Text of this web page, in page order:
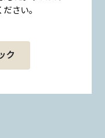
さい。
ク